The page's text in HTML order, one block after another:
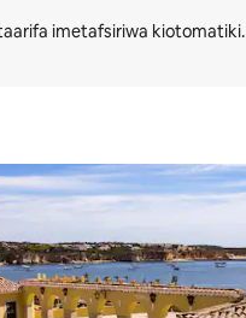
imetafsiriwa kiotomatiki.